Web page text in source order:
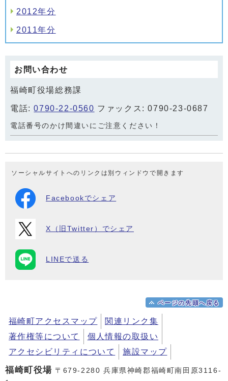
2012年分
2011年分
お問い合わせ
福崎町役場総務課
電話:0790-22-0560 ファックス: 0790-23-0687
電話番号のかけ間違いにご注意ください！
ソーシャルサイトへのリンクは別ウィンドウで開きます
Facebookでシェア
X（旧Twitter）でシェア
LINEで送る
ページの先頭へ戻る
福崎町アクセスマップ
関連リンク集
著作権等について
個人情報の取扱い
アクセシビリティについて
施設マップ
福崎町役場 〒679-2280 兵庫県神崎郡福崎町南田原3116-